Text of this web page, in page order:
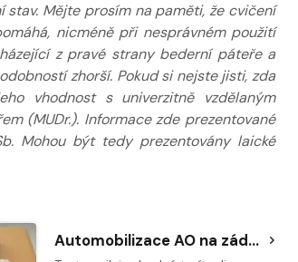
stav. Mějte prosím na paměti, že cvičení
nicméně při nesprávném použití
z pravé strany bederní páteře a
zhorší. Pokud si nejste jisti, zda
vhodnost s univerzitně vzdělaným
(MUDr.). Informace zde prezentované
Mohou být tedy prezentovány laické
Automobilizace AO na zádech na overballu
masáží
Nabídka masáží